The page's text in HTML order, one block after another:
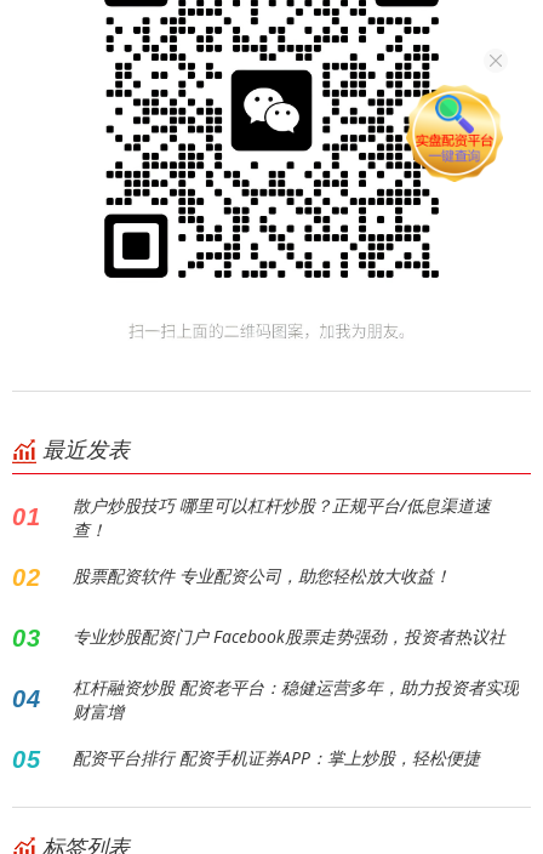
最近发表
01
散户炒股技巧 哪里可以杠杆炒股？正规平台/低息渠道速
查！
02 股票配资软件 专业配资公司，助您轻松放大收益！
03 专业炒股配资门户 Facebook股票走势强劲，投资者热议社
04
杠杆融资炒股 配资老平台：稳健运营多年，助力投资者实现
财富增
05 配资平台排行 配资手机证券APP：掌上炒股，轻松便捷
标签列表